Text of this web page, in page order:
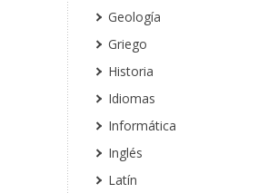
Geología
Griego
Historia
Idiomas
Informática
Inglés
Latín